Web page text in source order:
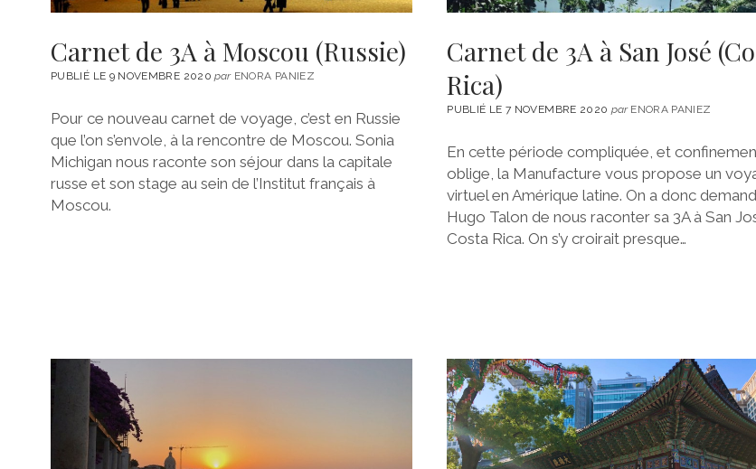
Carnet de 3A à Moscou (Russie)
PUBLIÉ LE 9 NOVEMBRE 2020parENORA PANIEZ
Pour ce nouveau carnet de voyage, c’est en Russie
que l’on s’envole, à la rencontre de Moscou. Sonia
Michigan nous raconte son séjour dans la capitale
russe et son stage au sein de l’Institut français à
Moscou.
Carnet de 3A à San José
Rica)
PUBLIÉ LE 7 NOVEMBRE 2020 parENORA PANIEZ
En cette période compliquée, et
oblige, la Manufacture vous propose un
virtuel en Amérique latine. On a donc
Hugo Talon de nous raconter sa 3A à San
Costa Rica. On s’y croirait presque…